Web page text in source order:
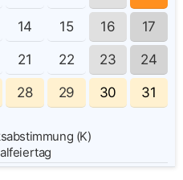
14 15 16 17
21 22 23 24
28 29 30 31
(K)